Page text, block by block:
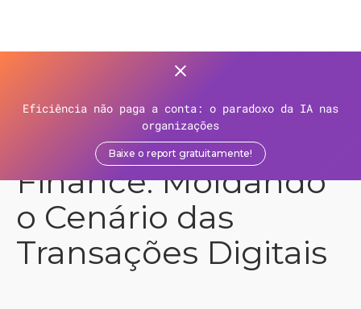
Eficiência não paga a conta: o paradoxo da IA nas
organizações
Baixe o report gratuitamente!
BaaS e Embedded
Finance: Moldando
o Cenário das
Transações Digitais